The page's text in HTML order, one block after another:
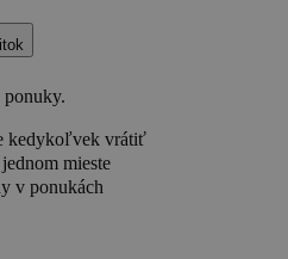
kedykoľvek vrátiť
mieste
v ponukách